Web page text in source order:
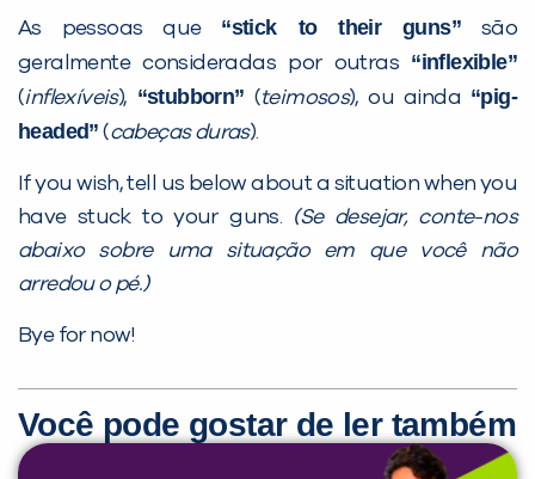
As pessoas que “stick to their guns”são
geralmente consideradas por outras “inflexible”
(inflexíveis), “stubborn” (teimosos), ou ainda “pig-
headed” (cabeças duras).
If you wish, tell us below about a situation when you
have stuck to your guns. (Se desejar, conte-nos
abaixo sobre uma situação em que você não
arredou o pé.)
Bye for now!
Você pode gostar de ler também
VOLTAR